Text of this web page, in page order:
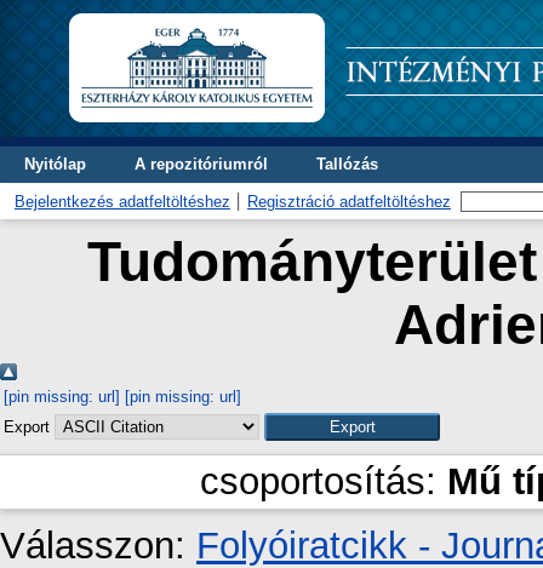
Nyitólap A repozitóriumról Tallózás
Bejelentkezés adatfeltöltéshez Regisztráció adatfeltöltéshez
[pin missing: url] [pin missing: url]
Export
csoportosítás: Mű
Válasszon: Folyóiratcikk -